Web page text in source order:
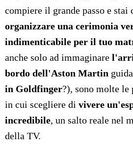
compiere il grande passo e stai
organizzare una cerimonia
indimenticabile per il tuo
anche solo ad immaginare
bordo dell'Aston Martin
in Goldfinger?), sono molte
in cui scegliere di vivere
incredibile, un salto reale nel
della TV.